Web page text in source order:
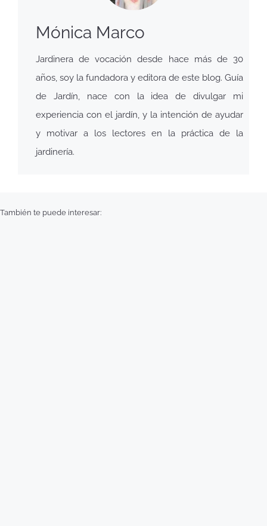
Mónica Marco
Jardinera de vocación desde hace más de 30
años, soy la fundadora y editora de este blog. Guía
de Jardín, nace con la idea de divulgar mi
experiencia con el jardín, y la intención de ayudar
y motivar a los lectores en la práctica de la
jardinería.
También te puede interesar: